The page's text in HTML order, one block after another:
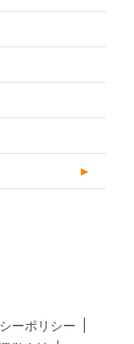
►
ーポリシー